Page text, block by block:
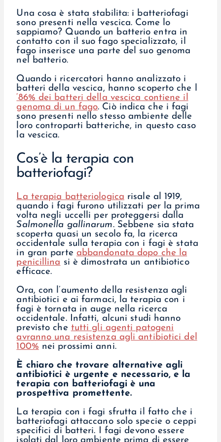
Una cosa è stata stabilita: i batteriofagi
sono presenti nella vescica. Come lo
sappiamo? Quando un batterio entra in
contatto con il suo fago specializzato, il
fago inserisce una parte del suo genoma
nel batterio.
Quando i ricercatori hanno analizzato i
batteri della vescica, hanno scoperto che l
‘86% dei batteri della vescica contiene il
genoma di un fago. Ciò indica che i fagi
sono presenti nello stesso ambiente delle
loro controparti batteriche, in questo caso
la vescica.
Cos’è la terapia con
batteriofagi?
La terapia batteriologica risale al 1919,
quando i fagi furono utilizzati per la prima
volta negli uccelli per proteggersi dalla
Salmonella gallinarum. Sebbene sia stata
scoperta quasi un secolo fa, la ricerca
occidentale sulla terapia con i fagi è stata
in gran parte abbandonata dopo che la
penicillina si è dimostrata un antibiotico
efficace.
Ora, con l’aumento della resistenza agli
antibiotici e ai farmaci, la terapia con i
fagi è tornata in auge nella ricerca
occidentale. Infatti, alcuni studi hanno
previsto che tutti gli agenti patogeni
avranno una resistenza agli antibiotici del
100% nei prossimi anni.
È chiaro che trovare alternative agli
antibiotici è urgente e necessario, e la
terapia con batteriofagi è una
prospettiva promettente.
La terapia con i fagi sfrutta il fatto che i
batteriofagi attaccano solo specie o ceppi
specifici di batteri. I fagi devono essere